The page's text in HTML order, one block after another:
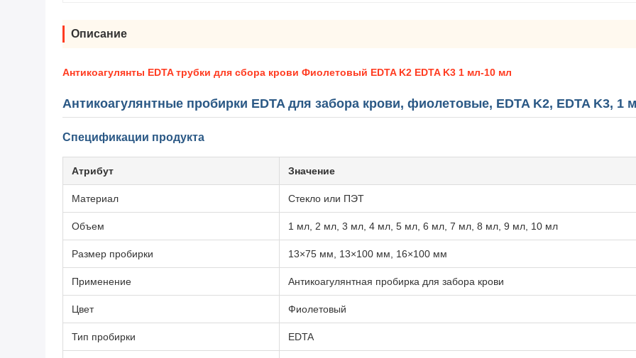
Описание
Антикоагулянты EDTA трубки для сбора крови Фиолетовый EDTA K2 EDTA K3 1 мл-10 мл
Антикоагулянтные пробирки EDTA для забора крови, фиолетовые, EDTA K2, EDTA K3, 1
Спецификации продукта
Атрибут Значение
Материал Стекло или ПЭТ
Объем 1 мл, 2 мл, 3 мл, 4 мл, 5 мл, 6 мл, 7 мл, 8 мл, 9 мл, 10 мл
Размер пробирки 13×75 мм, 13×100 мм, 16×100 мм
Применение Антикоагулянтная пробирка для забора крови
Цвет Фиолетовый
Тип пробирки EDTA